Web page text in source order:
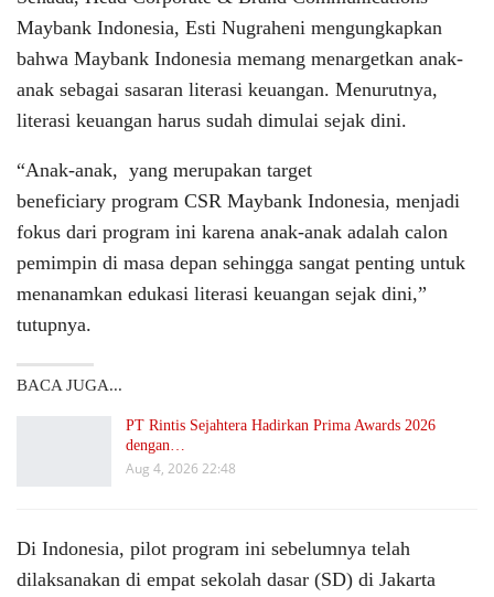
Maybank Indonesia, Esti Nugraheni mengungkapkan
bahwa Maybank Indonesia memang menargetkan anak-
anak sebagai sasaran literasi keuangan. Menurutnya,
literasi keuangan harus sudah dimulai sejak dini.
“Anak-anak, yang merupakan target
beneficiary program CSR Maybank Indonesia, menjadi
fokus dari program ini karena anak-anak adalah calon
pemimpin di masa depan sehingga sangat penting untuk
menanamkan edukasi literasi keuangan sejak dini,”
tutupnya.
BACA JUGA...
PT Rintis Sejahtera Hadirkan Prima Awards 2026
dengan…
Aug 4, 2026 22:48
Di Indonesia, pilot program ini sebelumnya telah
dilaksanakan di empat sekolah dasar (SD) di Jakarta